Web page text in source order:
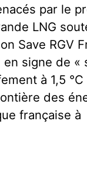
par le
LNG
Save RGV
signe de «
à 1,5 °C
des
française à